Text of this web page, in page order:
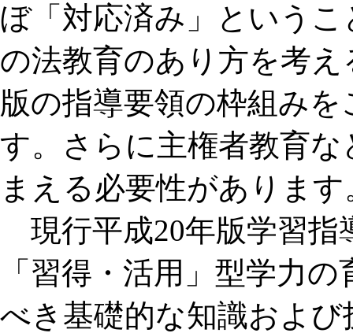
ぼ「対応済み」という
の法教育のあり方を考
版の指導要領の枠組み
す。さらに主権者教育
まえる必要性があります
現行平成20年版学習指
「習得・活用」型学力
べき基礎的な知識およ